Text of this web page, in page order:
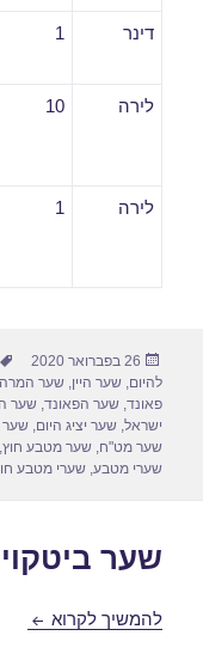
דינר 1
לירה 10
לירה 1
פורסם
בתאריך
26 בפברואר 2020
להיום ,שער היין ,שער המרה
פאונד ,שער הפאונד ,שער
ישראל ,שער יציג היום ,שער
שער מט"ח ,שער מטבע חוץ
שערי מטבע ,שערי מטבע
שער ביטקוין
להמשיך לקרוא שער